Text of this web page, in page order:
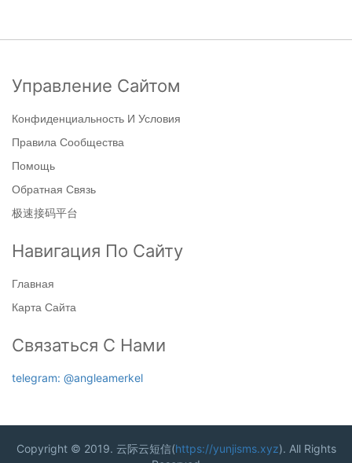
Управление Сайтом
Конфиденциальность И Условия
Правила Сообщества
Помощь
Обратная Связь
极速接码平台
Навигация По Сайту
Главная
Карта Сайта
Связаться С Нами
telegram: @angleamerkel
Copyright © 2019. 云际云短信(https://yunjisms.xyz). All Rights